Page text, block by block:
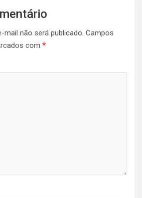
mail não será publicado. Campos
com *